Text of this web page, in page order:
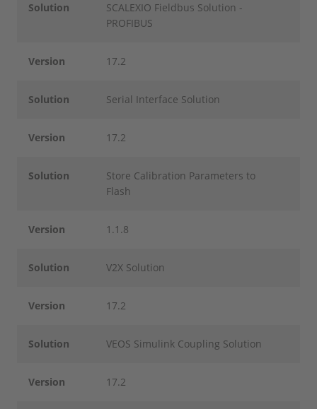
Solution
SCALEXIO Fieldbus Solution -
PROFIBUS
Version 17.2
Solution Serial Interface Solution
Version 17.2
Solution
Store Calibration Parameters to
Flash
Version 1.1.8
Solution V2X Solution
Version 17.2
Solution VEOS Simulink Coupling Solution
Version 17.2